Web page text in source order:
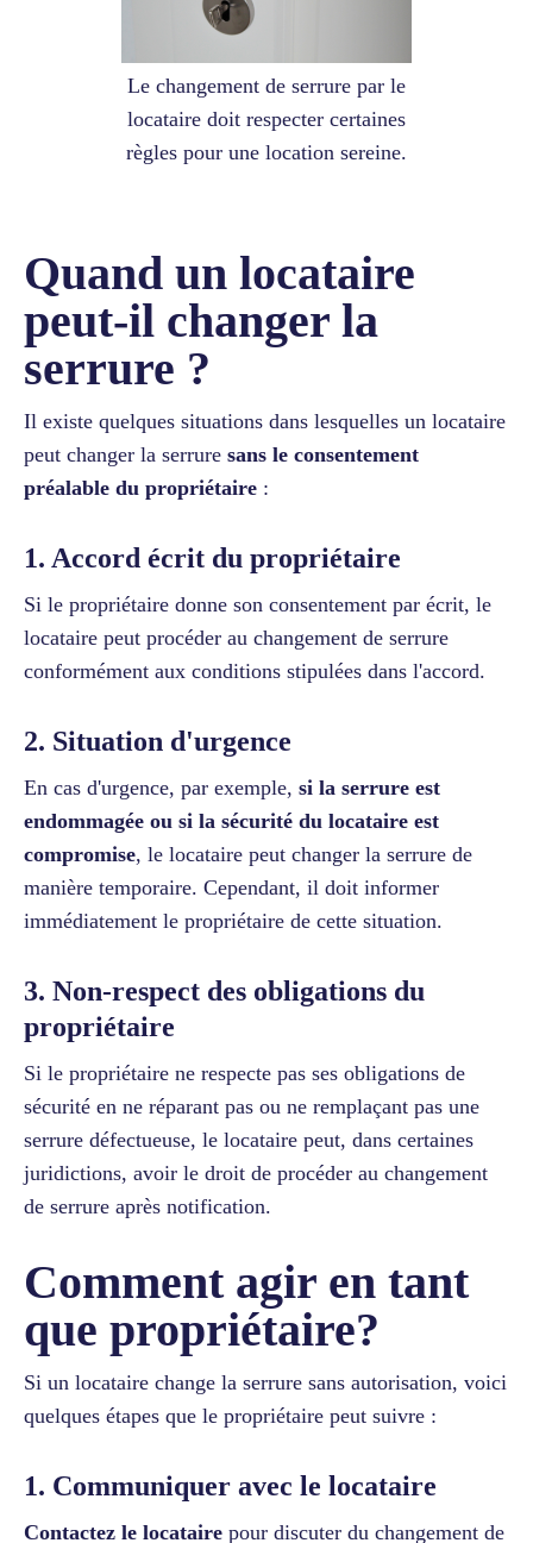
Le changement de serrure par le
locataire doit respecter certaines
règles pour une location sereine.
Quand un locataire
peut-il changer la
serrure ?
Il existe quelques situations dans lesquelles un locataire
peut changer la serrure sans le consentement
préalable du propriétaire :
1. Accord écrit du propriétaire
Si le propriétaire donne son consentement par écrit, le
locataire peut procéder au changement de serrure
conformément aux conditions stipulées dans l'accord.
2. Situation d'urgence
En cas d'urgence, par exemple, si la serrure est
endommagée ou si la sécurité du locataire est
compromise, le locataire peut changer la serrure de
manière temporaire. Cependant, il doit informer
immédiatement le propriétaire de cette situation.
3. Non-respect des obligations du
propriétaire
Si le propriétaire ne respecte pas ses obligations de
sécurité en ne réparant pas ou ne remplaçant pas une
serrure défectueuse, le locataire peut, dans certaines
juridictions, avoir le droit de procéder au changement
de serrure après notification.
Comment agir en tant
que propriétaire?
Si un locataire change la serrure sans autorisation, voici
quelques étapes que le propriétaire peut suivre :
1. Communiquer avec le locataire
Contactez le locataire pour discuter du changement de